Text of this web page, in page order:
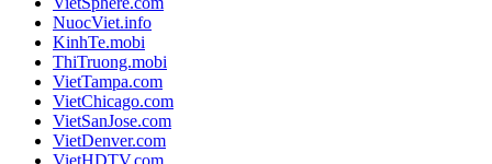
NuocViet.info
KinhTe.mobi
ThiTruong.mobi
VietTampa.com
VietChicago.com
VietSanJose.com
VietDenver.com
VietHDTV.com